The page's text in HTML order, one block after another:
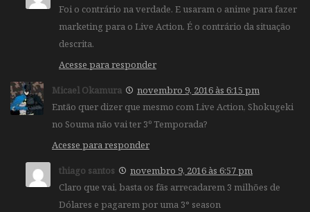
Foi o contrário na verdade. E usaram o anime para fazer
marketing para o Live Action. É o contrário da situação
descrita.
Acesse para responder
Micael Okamura
novembro 9, 2016 às 6:15 pm
Então quer dizer que mesmo com Live Action, Shokugeki
no Souma não vai ter 3º Temporada?
Acesse para responder
thiago santos
novembro 9, 2016 às 6:57 pm
Claro que vai, basta os fãs arrecadarem 3 milhões de
Dólares e pagarem por uma 3° season